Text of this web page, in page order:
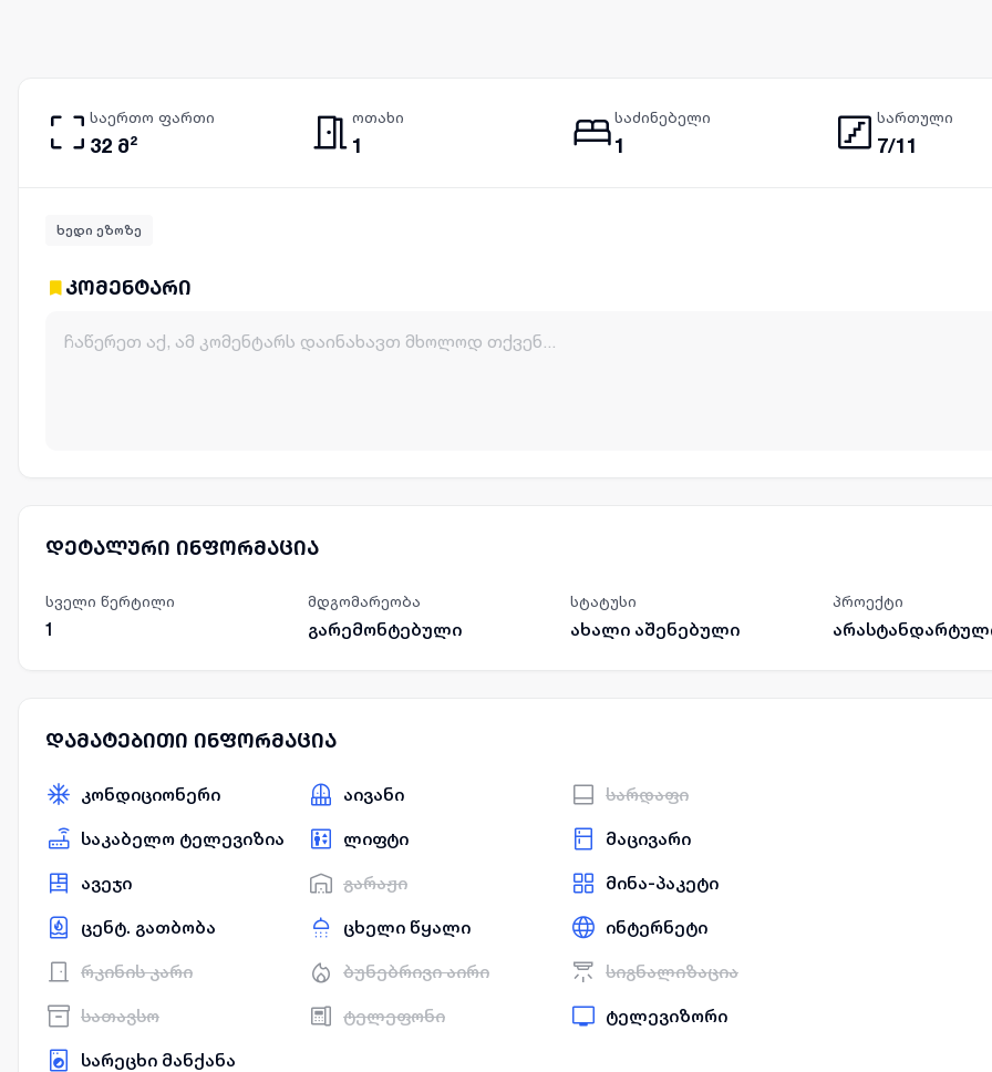
საერთო ფართი
32 მ²
ოთახი
1
საძინებელი
1
სართული
7/11
ხედი ეზოზე
კომენტარი
დეტალური ინფორმაცია
სველი წერტილი
1
მდგომარეობა
გარემონტებული
სტატუსი
ახალი აშენებული
პროექტი
დამატებითი ინფორმაცია
კონდიციონერი აივანი სარდაფი
საკაბელო ტელევიზია ლიფტი მაცივარი
ავეჯი გარაჟი მინა-პაკეტი
ცენტ. გათბობა ცხელი წყალი ინტერნეტი
რკინის კარი ბუნებრივი აირი სიგნალიზაცია
სათავსო ტელეფონი ტელევიზორი
სარეცხი მანქანა